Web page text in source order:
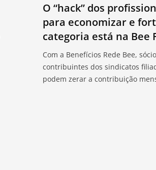
O “hack” dos
para economizar e
categoria está na Bee
Com a Benefícios Rede Bee,
contribuintes dos sindicatos
podem zerar a contribuição